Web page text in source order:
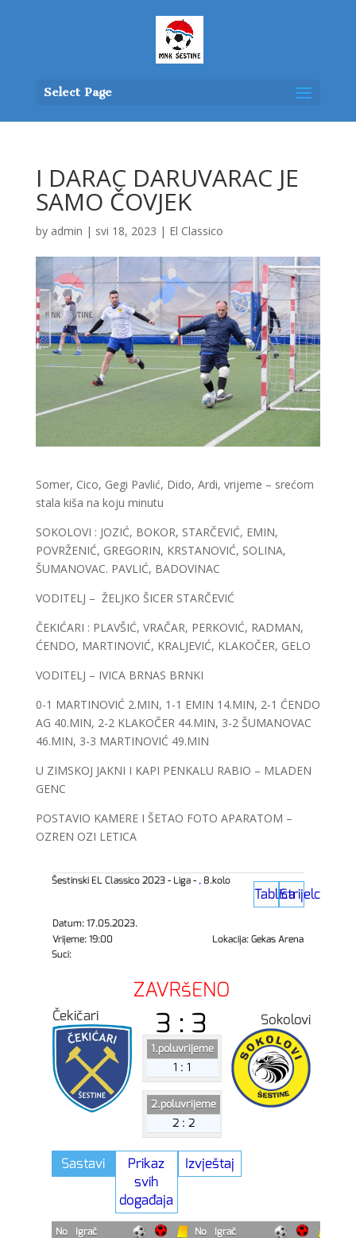
Select Page
I DARAC DARUVARAC JE
SAMO ČOVJEK
by admin | svi 18, 2023 | El Classico
Somer, Cico, Gegi Pavlić, Dido, Ardi, vrijeme – srećom
stala kiša na koju minutu
SOKOLOVI : JOZIĆ, BOKOR, STARČEVIĆ, EMIN,
POVRŽENIĆ, GREGORIN, KRSTANOVIĆ, SOLINA,
ŠUMANOVAC. PAVLIĆ, BADOVINAC
VODITELJ – ŽELJKO ŠICER STARČEVIĆ
ČEKIĆARI : PLAVŠIĆ, VRAČAR, PERKOVIĆ, RADMAN,
ĆENDO, MARTINOVIĆ, KRALJEVIĆ, KLAKOČER, GELO
VODITELJ – IVICA BRNAS BRNKI
0-1 MARTINOVIĆ 2.MIN, 1-1 EMIN 14.MIN, 2-1 ĆENDO
AG 40.MIN, 2-2 KLAKOČER 44.MIN, 3-2 ŠUMANOVAC
46.MIN, 3-3 MARTINOVIĆ 49.MIN
U ZIMSKOJ JAKNI I KAPI PENKALU RABIO – MLADEN
GENC
POSTAVIO KAMERE I ŠETAO FOTO APARATOM –
OZREN OZI LETICA